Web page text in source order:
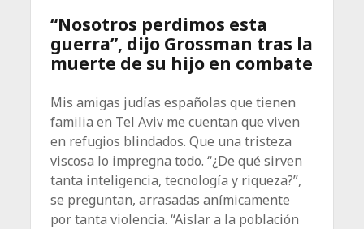
“Nosotros perdimos esta
guerra”, dijo Grossman tras la
muerte de su hijo en combate
Mis amigas judías españolas que tienen
familia en Tel Aviv me cuentan que viven
en refugios blindados. Que una tristeza
viscosa lo impregna todo. “¿De qué sirven
tanta inteligencia, tecnología y riqueza?”,
se preguntan, arrasadas anímicamente
por tanta violencia. “Aislar a la población